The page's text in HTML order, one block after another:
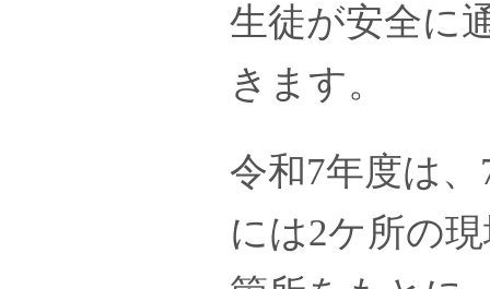
生徒が安全に
きます。
令和7年度は
には2ケ所の